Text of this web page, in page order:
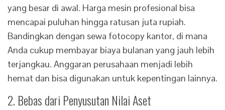
yang besar di awal. Harga mesin profesional bisa
mencapai puluhan hingga ratusan juta rupiah.
Bandingkan dengan sewa fotocopy kantor, di mana
Anda cukup membayar biaya bulanan yang jauh lebih
terjangkau. Anggaran perusahaan menjadi lebih
hemat dan bisa digunakan untuk kepentingan lainnya.
2. Bebas dari Penyusutan Nilai Aset